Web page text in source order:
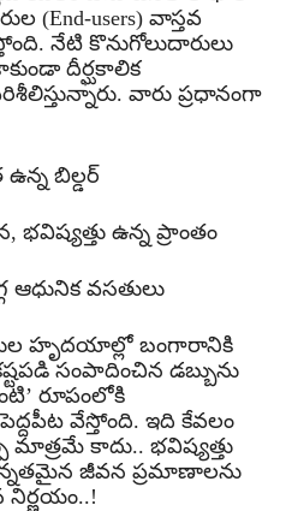
users) వాస్తవ
నేటి కొనుగోలుదారులు
దీర్ఘకాలిక
వారు ప్రధానంగా
బిల్డర్
భవిష్యత్తు ఉన్న ప్రాంతం
ఆధునిక వసతులు
హృదయాల్లో బంగారానికి
సంపాదించిన డబ్బును
రూపంలోకి
వేస్తోంది. ఇది కేవలం
మాత్రమే కాదు.. భవిష్యత్తు
జీవన ప్రమాణాలను